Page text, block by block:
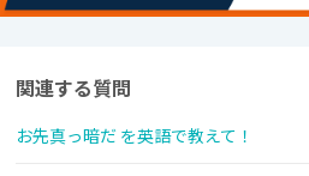
関連する質問
お先真っ暗だ を英語で教えて！